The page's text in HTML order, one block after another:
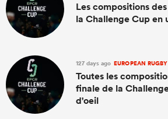
Les compositions
la Challenge Cup en
127 days ago EUROPEAN
Toutes les
finale de la
d'oeil